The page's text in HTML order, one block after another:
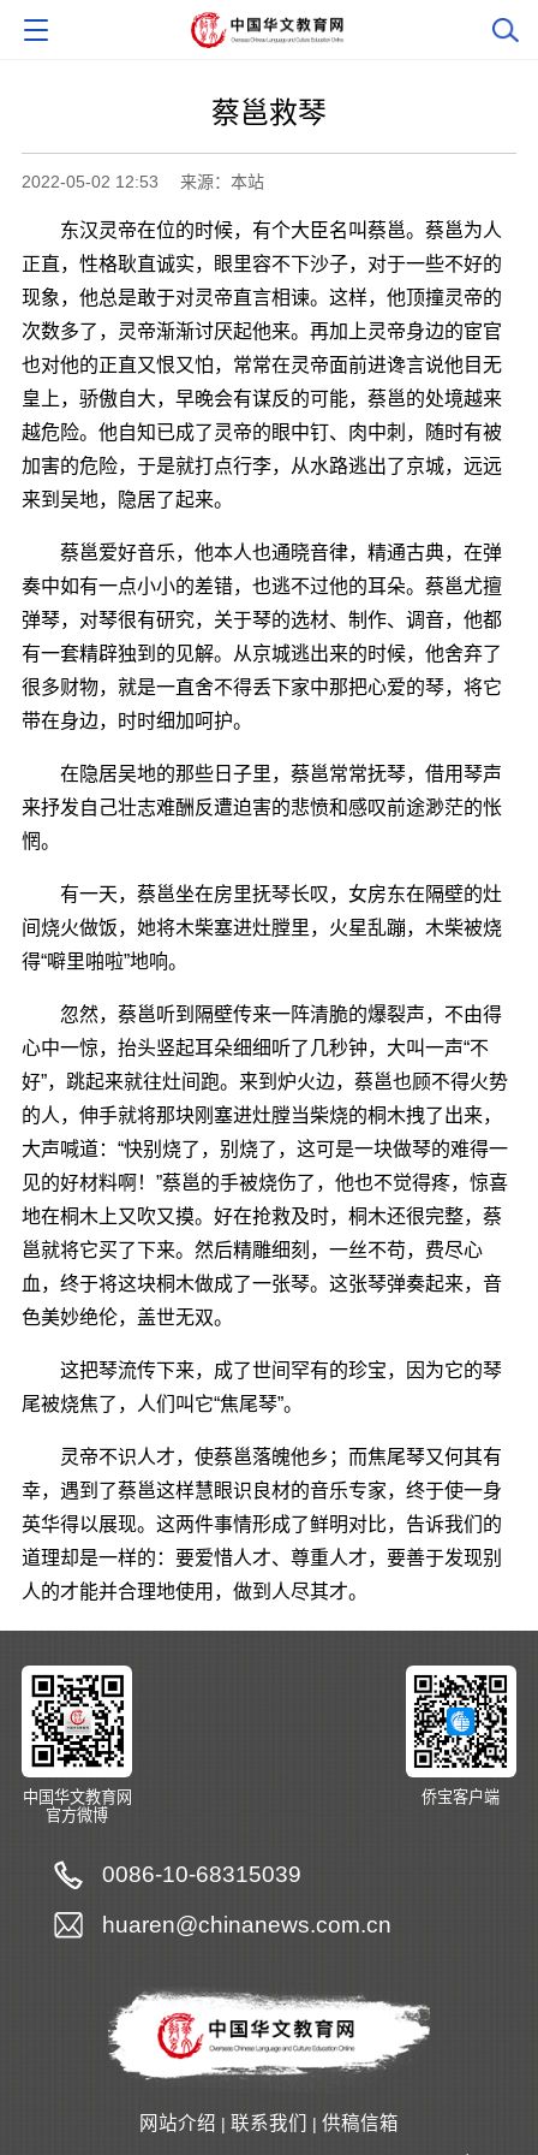
蔡邕救琴
2022-05-02 12:53 来源：本站
东汉灵帝在位的时候，有个大臣名叫蔡邕。蔡邕为人
正直，性格耿直诚实，眼里容不下沙子，对于一些不好的
现象，他总是敢于对灵帝直言相谏。这样，他顶撞灵帝的
次数多了，灵帝渐渐讨厌起他来。再加上灵帝身边的宦官
也对他的正直又恨又怕，常常在灵帝面前进谗言说他目无
皇上，骄傲自大，早晚会有谋反的可能，蔡邕的处境越来
越危险。他自知已成了灵帝的眼中钉、肉中刺，随时有被
加害的危险，于是就打点行李，从水路逃出了京城，远远
来到吴地，隐居了起来。
蔡邕爱好音乐，他本人也通晓音律，精通古典，在弹
奏中如有一点小小的差错，也逃不过他的耳朵。蔡邕尤擅
弹琴，对琴很有研究，关于琴的选材、制作、调音，他都
有一套精辟独到的见解。从京城逃出来的时候，他舍弃了
很多财物，就是一直舍不得丢下家中那把心爱的琴，将它
带在身边，时时细加呵护。
在隐居吴地的那些日子里，蔡邕常常抚琴，借用琴声
来抒发自己壮志难酬反遭迫害的悲愤和感叹前途渺茫的怅
惘。
有一天，蔡邕坐在房里抚琴长叹，女房东在隔壁的灶
间烧火做饭，她将木柴塞进灶膛里，火星乱蹦，木柴被烧
得“噼里啪啦”地响。
忽然，蔡邕听到隔壁传来一阵清脆的爆裂声，不由得
心中一惊，抬头竖起耳朵细细听了几秒钟，大叫一声“不
好”，跳起来就往灶间跑。来到炉火边，蔡邕也顾不得火势
的人，伸手就将那块刚塞进灶膛当柴烧的桐木拽了出来，
大声喊道：“快别烧了，别烧了，这可是一块做琴的难得一
见的好材料啊！”蔡邕的手被烧伤了，他也不觉得疼，惊喜
地在桐木上又吹又摸。好在抢救及时，桐木还很完整，蔡
邕就将它买了下来。然后精雕细刻，一丝不苟，费尽心
血，终于将这块桐木做成了一张琴。这张琴弹奏起来，音
色美妙绝伦，盖世无双。
这把琴流传下来，成了世间罕有的珍宝，因为它的琴
尾被烧焦了，人们叫它“焦尾琴”。
灵帝不识人才，使蔡邕落魄他乡；而焦尾琴又何其有
幸，遇到了蔡邕这样慧眼识良材的音乐专家，终于使一身
英华得以展现。这两件事情形成了鲜明对比，告诉我们的
道理却是一样的：要爱惜人才、尊重人才，要善于发现别
人的才能并合理地使用，做到人尽其才。
中国华文教育网
官方微博
侨宝客户端
0086-10-68315039
huaren@chinanews.com.cn
网站介绍 | 联系我们 | 供稿信箱